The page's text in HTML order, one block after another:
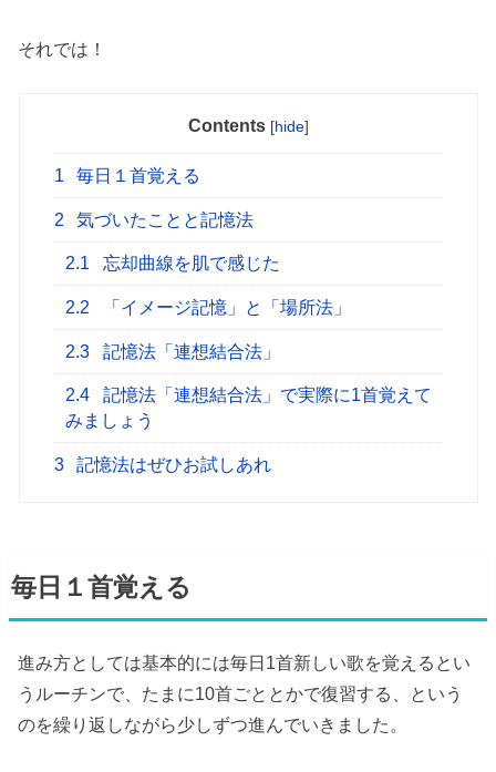
それでは！
Contents [hide]
1 毎日１首覚える
2 気づいたことと記憶法
2.1 忘却曲線を肌で感じた
2.2 「イメージ記憶」と「場所法」
2.3 記憶法「連想結合法」
2.4
記憶法「連想結合法」で実際に1首覚えて
みましょう
3 記憶法はぜひお試しあれ
毎日１首覚える
進み方としては基本的には毎日1首新しい歌を覚えるとい
うルーチンで、たまに10首ごととかで復習する、という
のを繰り返しながら少しずつ進んでいきました。